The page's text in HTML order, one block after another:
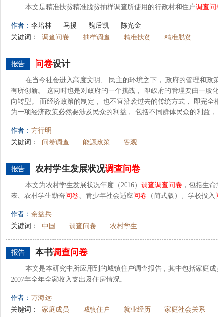
本文是精准扶贫精准脱贫抽样调查所使用的行政村和住户调查问
作者： 李培林 马援 魏后凯
陈光金
关键词：
调查问卷 抽样调查 精准扶贫 精准脱贫
报告 问卷设计
在当今社会进入高度文明、 民主的环境之下， 政府的管理和政
有所创新。 这同时也是对政府的一个挑战， 即政府的管理要由一般
向转型。 而经济政策的制定， 也不宜沿袭过去的传统方式， 即完
为一项经济政策必然要涉及民众的利益， 包括不同群体民众的利益
作者： 方行明
关键词：
问卷调查 能源政策 客观
报告 农村学生发展状况调查问卷
本文为农村学生发展状况年度（2016） 调查调查问卷 ，包括生
表、农村学生勤奋问卷、青少年社会适应问卷 （简式版）、学校投入
作者： 余益兵
关键词：
中国 调查问卷 农村学生
报告 本书调查问卷
本文是本研究中所应用到的城镇住户调查报告，其中包括家庭
2007年全年全家收入支出及住房情况。
作者： 万海远
关键词：
家庭成员 城镇住户 就业经历 家庭社会关系